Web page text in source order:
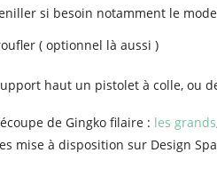
si besoin notamment le
( optionnel là aussi )
haut un pistolet à colle, ou
de Gingko filaire : les grands
mise à disposition sur Design